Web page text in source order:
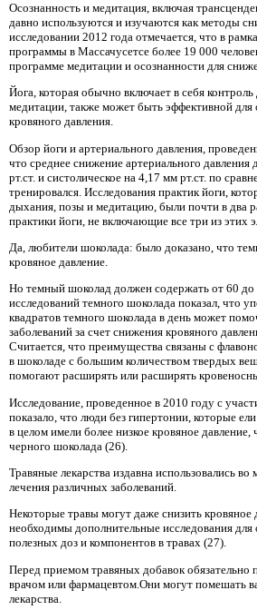
Осознанность и медитация, включая
давно используются и изучаются как методы
исследовании 2012 года отмечается, что в
программы в Массачусетсе более 19 000
программе медитации и осознанности для
Йога, которая обычно включает в себя
медитации, также может быть эффективной для
кровяного давления.
Обзор йоги и артериального давления,
что среднее снижение артериального давления
рт.ст. и систолическое на 4,17 мм рт.ст. по
тренировался. Исследования практик йоги,
дыхания, позы и медитацию, были почти в два
практики йоги, не включающие все три из этих
Да, любители шоколада: было доказано, что
кровяное давление.
Но темный шоколад должен содержать от 60 до
исследований темного шоколада показал, что
квадратов темного шоколада в день может
заболеваний за счет снижения кровяного
Считается, что преимущества связаны с
в шоколаде с большим количеством твердых
помогают расширять или расширять
Исследование, проведенное в 2010 году с
показало, что люди без гипертонии, которые
в целом имели более низкое кровяное давление,
черного шоколада (26).
Травяные лекарства издавна использовались во
лечения различных заболеваний.
Некоторые травы могут даже снизить кровяное
необходимы дополнительные исследования для
полезных доз и компонентов в травах (27).
Перед приемом травяных добавок обязательно
врачом или фармацевтом.Они могут помешать
лекарства.